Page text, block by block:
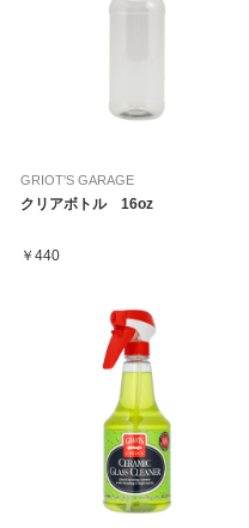
GRIOT'S GARAGE
クリアボトル 16oz
￥440